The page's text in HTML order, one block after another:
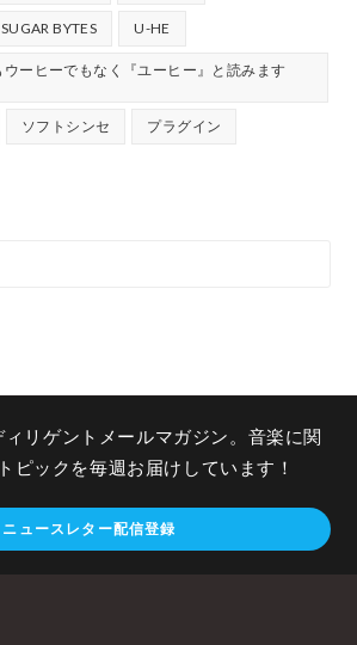
SUGAR BYTES U-HE
ーヒーでもなく『ユーヒー』と読みます
ソフトシンセ プラグイン
リゲントメールマガジン。音楽に関
ピックを毎週お届けしています！
ニュースレター配信登録